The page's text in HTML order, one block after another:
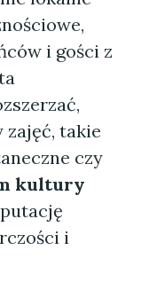
i gości z
takie
czy
kultury
i